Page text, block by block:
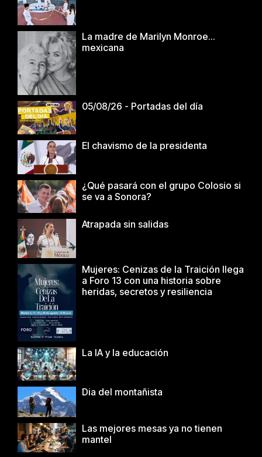
La madre de Marilyn Monroe…
mexicana
05/08/26 - Portadas del día
El chavismo de la presidenta
¿Qué pasará con el grupo Colosio si
se va a Sonora?
Atrapada sin salidas
Mujeres: Cenizas de la Traición llega
a Foro 13 con una historia sobre
heridas, secretos y resiliencia
La IA y la educación
Dia del montañista
Las mejores mesas ya no tienen
mantel